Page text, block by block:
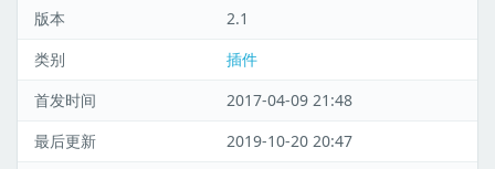
版本
2.1
类别
插件
首发时间
2017-04-09 21:48
最后更新
2019-10-20 20:47